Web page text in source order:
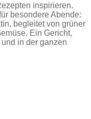
inspirieren.
besondere Abende:
begleitet von grüner
Ein Gericht,
in der ganzen